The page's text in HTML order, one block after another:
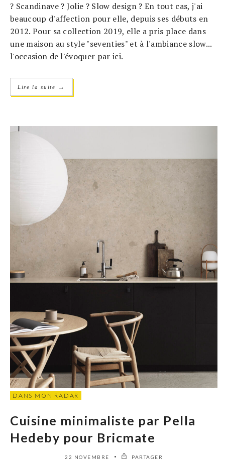
? Scandinave ? Jolie ? Slow design ? En tout cas, j'ai
beaucoup d'affection pour elle, depuis ses débuts en
2012. Pour sa collection 2019, elle a pris place dans
une maison au style "seventies" et à l'ambiance slow...
l'occasion de l'évoquer par ici.
Lire la suite →
DANS MON RADAR
Cuisine minimaliste par Pella
Hedeby pour Bricmate
22 NOVEMBRE PARTAGER